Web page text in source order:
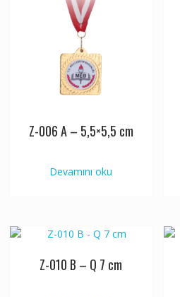
Z-006 A – 5,5×5,5 cm
Devamını oku
Z-010 B – Q 7 cm